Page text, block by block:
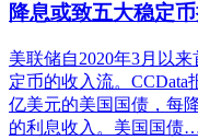
降息或致五大稳定
美联储自2020年3月以
定币的收入流。CCData
亿美元的美国国债，每
的利息收入。美国国债